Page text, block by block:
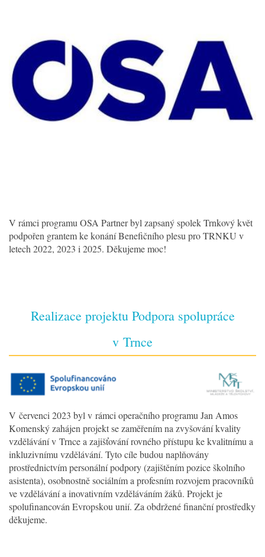
V rámci programu OSA Partner byl zapsaný spolek Trnkový květ
podpořen grantem ke konání Benefičního plesu pro TRNKU v
letech 2022, 2023 i 2025. Děkujeme moc!
Realizace projektu Podpora spolupráce
v Trnce
V červenci 2023 byl v rámci operačního programu Jan Amos
Komenský zahájen projekt se zaměřením na zvyšování kvality
vzdělávání v Trnce a zajišťování rovného přístupu ke kvalitnímu a
inkluzivnímu vzdělávání. Tyto cíle budou naplňovány
prostřednictvím personální podpory (zajištěním pozice školního
asistenta), osobnostně sociálním a profesním rozvojem pracovníků
ve vzdělávání a inovativním vzděláváním žáků. Projekt je
spolufinancován Evropskou unií. Za obdržené finanční prostředky
děkujeme.